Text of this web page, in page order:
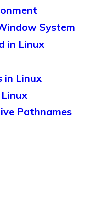
System
in Linux
in Linux
Pathnames